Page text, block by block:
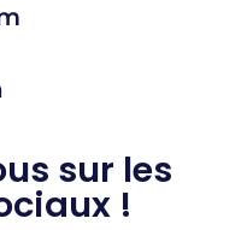
sur les
!